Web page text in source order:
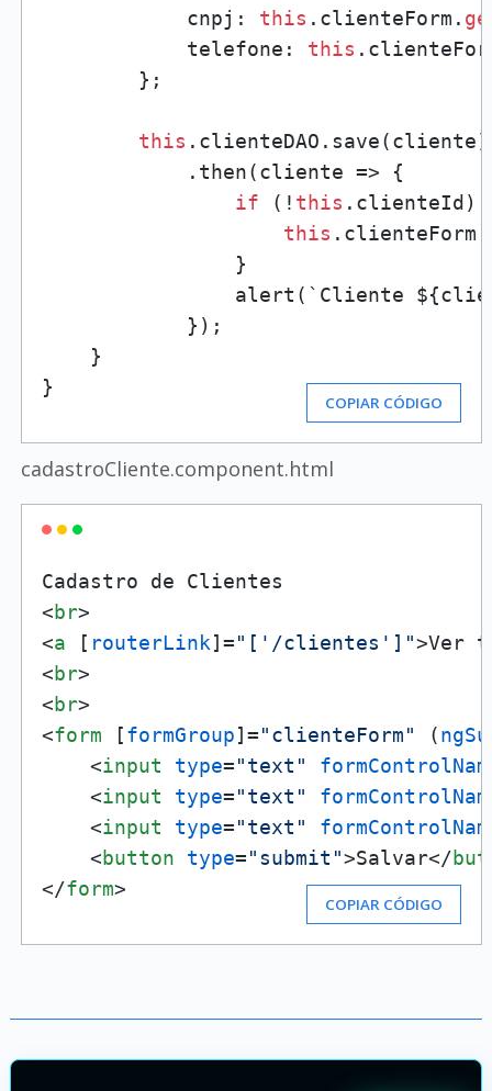
            cnpj:
this .clienteForm.
            telefone:
this
        };
this .clienteDAO.save(cliente)
            .then(cliente => {
if (! this .clienteId)
this
                }
alert(`Cliente
            });
    }
}
COPIAR CÓDIGO
cadastroCliente.component.html
<br>
<a [ routerLink]="['/clientes']">Ver
<br>
<br>
<form [formGroup]="clienteForm" (
<input type="text"
<input type="text"
<input type="text"
<button type="submit">Salvar</
</form>
COPIAR CÓDIGO